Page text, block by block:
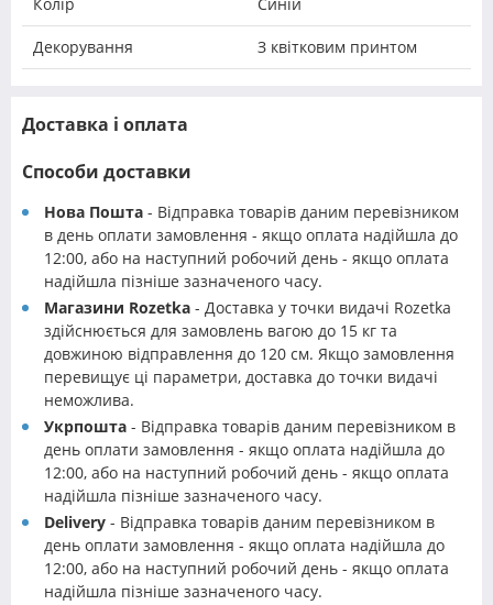
Декорування З квітковим принтом
Доставка і оплата
Способи доставки
Нова Пошта - Відправка товарів даним перевізником
в день оплати замовлення - якщо оплата надійшла до
12:00, або на наступний робочий день - якщо оплата
надійшла пізніше зазначеного часу.
Магазини Rozetka - Доставка у точки видачі Rozetka
здійснюється для замовлень вагою до 15 кг та
довжиною відправлення до 120 см. Якщо замовлення
перевищує ці параметри, доставка до точки видачі
неможлива.
Укрпошта - Відправка товарів даним перевізником в
день оплати замовлення - якщо оплата надійшла до
12:00, або на наступний робочий день - якщо оплата
надійшла пізніше зазначеного часу.
Delivery - Відправка товарів даним перевізником в
день оплати замовлення - якщо оплата надійшла до
12:00, або на наступний робочий день - якщо оплата
надійшла пізніше зазначеного часу.